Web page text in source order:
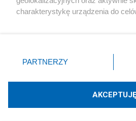
Technologię dostarcza:
charakterystykę urządzenia do
zmienić/wycofać klikając przycisk
znajdujący się w lewym dolnym
rodzaje przetwarzania danych nie
użytkownika, ale masz prawo
PARTNERZY
AKCEPTUJĘ